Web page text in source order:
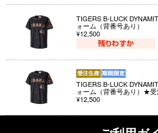
TIGERS B-LUCK
ォーム（背番号あり）
¥12,500
TIGERS B-LUCK
ォーム（背番号あり）★
¥12,500